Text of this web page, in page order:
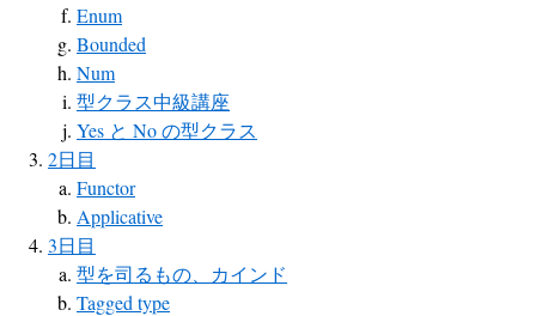
Enum
Bounded
Num
型クラス中級講座
Yes と No の型クラス
2日目
Functor
Applicative
3日目
型を司るもの、カインド
Tagged type